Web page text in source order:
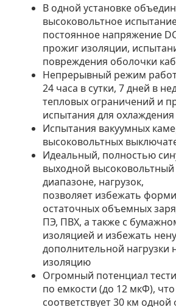
В одной установке
высоковольтное
постоянное напряжение
прожиг изоляции,
повреждения оболочки
Непрерывный режим
24 часа в сутки, 7 дней в
тепловых ограничений и
испытания для охлаждения
Испытания вакуумных
высоковольтных
Идеальный, полностью
выходной высоковольтный
диапазоне, нагрузок,
позволяет избежать
остаточных объемных
ПЭ, ПВХ, а также с
изоляцией и избежать
дополнительной нагрузки
изоляцию
Огромный потенциал
по емкости (до 12 мкФ), что
соответствует 30 км одной